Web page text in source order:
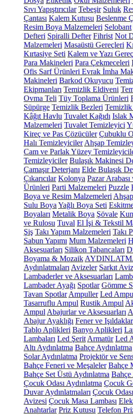
Sıvı Yapıştırıcılar Tebeşir Suluk
Çantası Kalem Kutusu Beslenme
Resim Boya Malzemeleri Selobant
Defteri Spiralli Defter Fihrist Not
Malzemeleri Masaüstü Gereçleri
Kırtasiye Seti Kalem ve Yazı
Para Makineleri Para Çekmeceleri
Ofis Sarf Ürünleri Evrak İmha
Makineleri Barkod Okuyucu
Ekipmanları Temizlik Eldiveni
Ovma Teli Tüy Toplama Ürünleri
Süpürge Temizlik Bezleri Temizlik
Kâğıt Havlu Tuvalet Kağıdı Islak
Malzemeleri Tuvalet Temizleyici
Kireç ve Pas Çözücüler Çubuklu
Halı Temizleyiciler Ahşap
Cam ve Parlak Yüzey
Temizleyiciler Bulaşık Makinesi
Çamaşır Deterjanı Elde Bulaşık
Çıkarıcılar Kolonya Pazar Arabası
Ürünleri Parti Malzemeleri Puzzle
Boya ve Resim Malzemeleri
Sulu Boya Yağlı Boya Seti
Boyaları Metalik Boya Şövale
ve Rulosu Tuval El İşi & Tekstil
Şiş Takı Yapım Malzemeleri Takı
Sabun Yapımı Mum Malzemeleri
Aksesuarları Silikon Tabancaları
Boyama & Mozaik
Aydınlatmaları Avizeler Sarkıt
Lambaderler ve Aksesuarları
Lambader Ayağı Spotlar Gömme
Tavan Spotlar Ampuller Led
Tasarruflu Ampul Rustik Ampul
Ampul Abajurlar ve Aksesuarları
Abajur Ayaklığı Fener ve Işıldaklar
Tablo Aplikleri Banyo Aplikleri
Lambaları Led Şerit Armatür Led
Altı Aydınlatma Bahçe Aydınlatma
Solar Aydınlatma Projektör ve
Bahçe Feneri ve Meşaleler Bahçe
Bahçe Set Üstü Aydınlatma Bahçe
Çocuk Odası Aydınlatma Çocuk
Duvar Aydınlatmaları Çocuk
Avizesi Çocuk Masa Lambası
Anahtarlar Priz Kutusu Telefon